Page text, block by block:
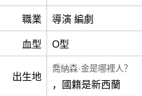
職業 導演 編劇
血型 O型
出生地
喬納森·金是哪裡人？
，國籍是新西蘭